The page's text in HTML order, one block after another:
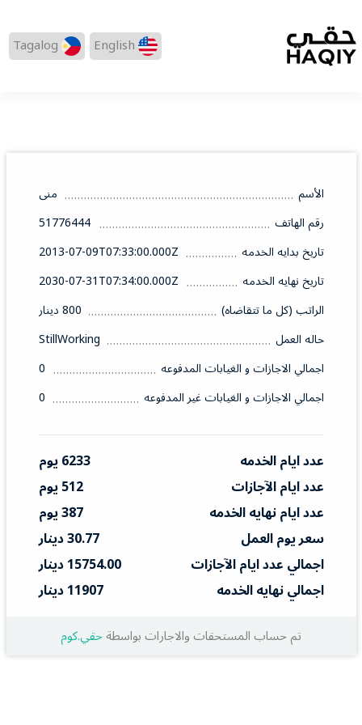
English
Tagalog
الأسم
منى
رقم الهاتف
51776444
تاريخ بدايه الخدمه
2013-07-09T07:33:00.000Z
تاريخ نهايه الخدمه
2030-07-31T07:34:00.000Z
الراتب (كل ما تتقاضاه)
800 دينار
حاله العمل
StillWorking
اجمالي الاجازات و الغيابات المدفوعه
0
اجمالي الاجازات و الغيابات غير المدفوعه
0
عدد ايام الخدمه
6233 يوم
عدد ايام الآجازات
512 يوم
عدد ايام نهايه الخدمه
387 يوم
سعر يوم العمل
30.77 دينار
اجمالي عدد ايام الآجازات
15754.00 دينار
اجمالي نهايه الخدمه
11907 دينار
تم حساب المستحقات والاجارات بواسطةحقي.كوم